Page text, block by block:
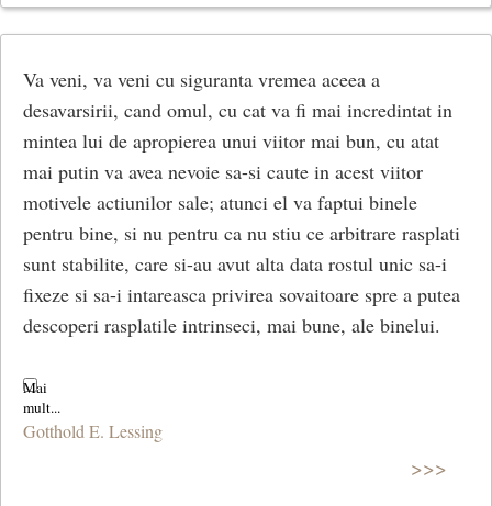
Va veni, va veni cu siguranta vremea aceea a
desavarsirii, cand omul, cu cat va fi mai incredintat in
mintea lui de apropierea unui viitor mai bun, cu atat
mai putin va avea nevoie sa-si caute in acest viitor
motivele actiunilor sale; atunci el va faptui binele
pentru bine, si nu pentru ca nu stiu ce arbitrare rasplati
sunt stabilite, care si-au avut alta data rostul unic sa-i
fixeze si sa-i intareasca privirea sovaitoare spre a putea
descoperi rasplatile intrinseci, mai bune, ale binelui.
Gotthold E. Lessing
>>>